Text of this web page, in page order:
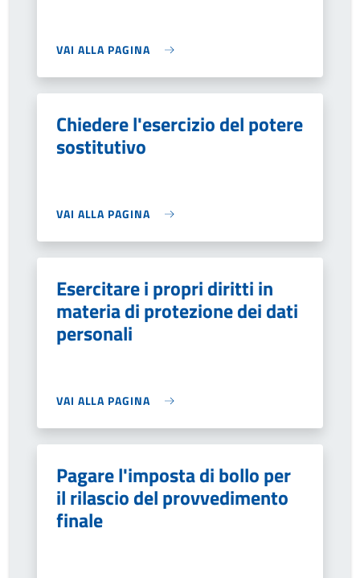
VAI ALLA PAGINA
Chiedere l'esercizio del potere
sostitutivo
VAI ALLA PAGINA
Esercitare i propri diritti in
materia di protezione dei dati
personali
VAI ALLA PAGINA
Pagare l'imposta di bollo per
il rilascio del provvedimento
finale